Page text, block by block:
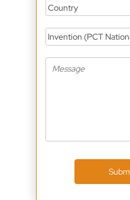
Country
Invention (PCT